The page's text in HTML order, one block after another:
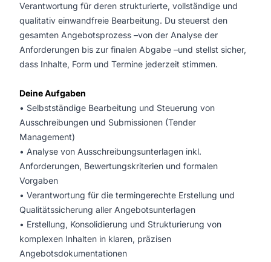
Verantwortung für deren strukturierte, vollständige und
qualitativ einwandfreie Bearbeitung. Du steuerst den
gesamten Angebotsprozess –von der Analyse der
Anforderungen bis zur finalen Abgabe –und stellst sicher,
dass Inhalte, Form und Termine jederzeit stimmen.
Deine Aufgaben
• Selbstständige Bearbeitung und Steuerung von
Ausschreibungen und Submissionen (Tender
Management)
• Analyse von Ausschreibungsunterlagen inkl.
Anforderungen, Bewertungskriterien und formalen
Vorgaben
• Verantwortung für die termingerechte Erstellung und
Qualitätssicherung aller Angebotsunterlagen
• Erstellung, Konsolidierung und Strukturierung von
komplexen Inhalten in klaren, präzisen
Angebotsdokumentationen